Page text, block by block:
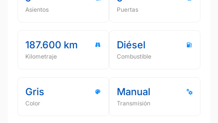
Asientos Puertas
187.600 km
Kilometraje
Diésel
Combustible
Gris
Color
Manual
Transmisión